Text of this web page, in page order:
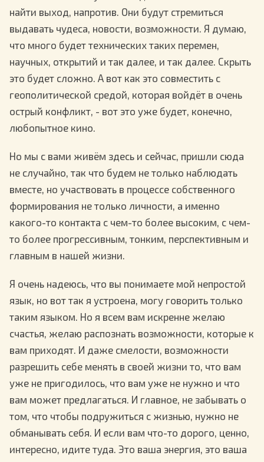
найти выход, напротив. Они будут стремиться
выдавать чудеса, новости, возможности. Я думаю,
что много будет технических таких перемен,
научных, открытий и так далее, и так далее. Скрыть
это будет сложно. А вот как это совместить с
геополитической средой, которая войдёт в очень
острый конфликт, - вот это уже будет, конечно,
любопытное кино.
Но мы с вами живём здесь и сейчас, пришли сюда
не случайно, так что будем не только наблюдать
вместе, но участвовать в процессе собственного
формирования не только личности, а именно
какого-то контакта с чем-то более высоким, с чем-
то более прогрессивным, тонким, перспективным и
главным в нашей жизни.
Я очень надеюсь, что вы понимаете мой непростой
язык, но вот так я устроена, могу говорить только
таким языком. Но я всем вам искренне желаю
счастья, желаю распознать возможности, которые к
вам приходят. И даже смелости, возможности
разрешить себе менять в своей жизни то, что вам
уже не пригодилось, что вам уже не нужно и что
вам может предлагаться. И главное, не забывать о
том, что чтобы подружиться с жизнью, нужно не
обманывать себя. И если вам что-то дорого, ценно,
интересно, идите туда. Это ваша энергия, это ваша